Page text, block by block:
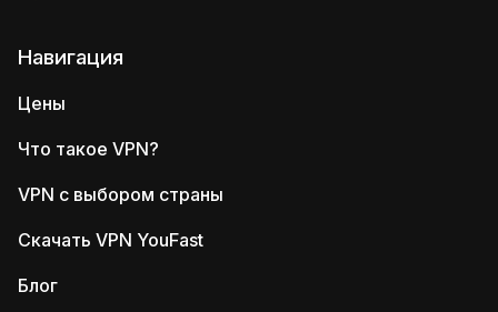
Навигация
Цены
Что такое VPN?
VPN с выбором страны
Скачать VPN YouFast
Блог